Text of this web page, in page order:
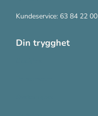
Kundeservice: 63 84 22 00
Din trygghet